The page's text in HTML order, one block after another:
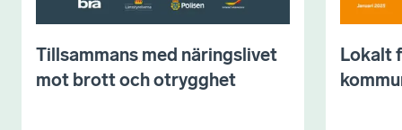
Tillsammans med näringslivet
mot brott och otrygghet
Lokalt